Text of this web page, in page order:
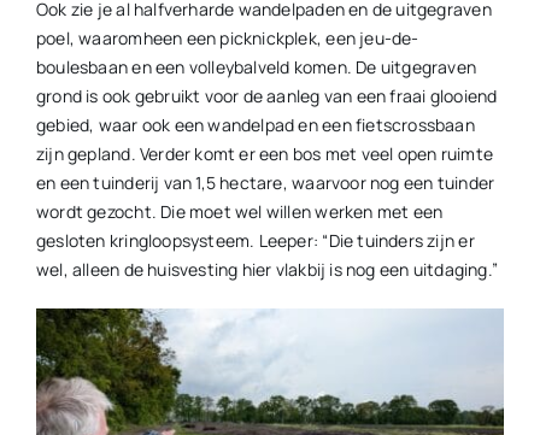
Ook zie je al halfverharde wandelpaden en de uitgegraven
poel, waaromheen een picknickplek, een jeu-de-
boulesbaan en een volleybalveld komen. De uitgegraven
grond is ook gebruikt voor de aanleg van een fraai glooiend
gebied, waar ook een wandelpad en een fietscrossbaan
zijn gepland. Verder komt er een bos met veel open ruimte
en een tuinderij van 1,5 hectare, waarvoor nog een tuinder
wordt gezocht. Die moet wel willen werken met een
gesloten kringloopsysteem. Leeper: “Die tuinders zijn er
wel, alleen de huisvesting hier vlakbij is nog een uitdaging.”